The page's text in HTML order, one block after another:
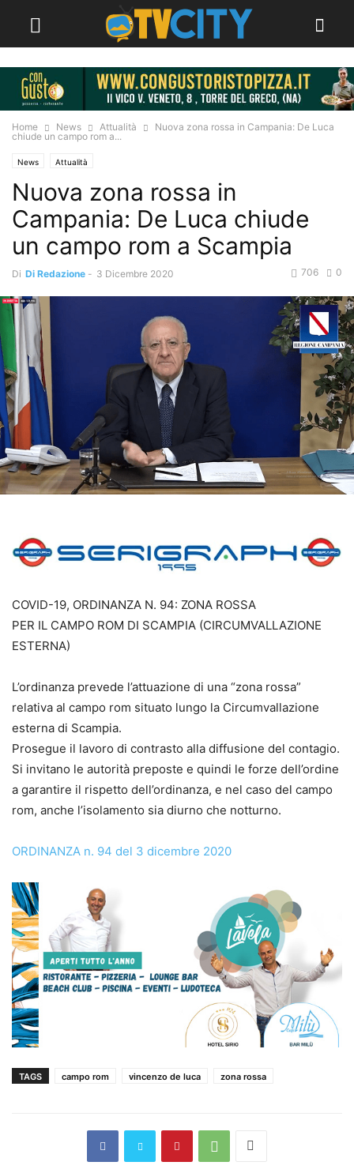
Home News Attualità
Nuova zona rossa in Campania: De Luca
chiude un campo rom a...
News Attualità
Nuova zona rossa in
Campania: De Luca chiude
un campo rom a Scampia
Di Di Redazione - 3 Dicembre 2020 0
706
COVID-19, ORDINANZA N. 94: ZONA ROSSA
PER IL CAMPO ROM DI SCAMPIA (CIRCUMVALLAZIONE
ESTERNA)
L’ordinanza prevede l’attuazione di una “zona rossa”
relativa al campo rom situato lungo la Circumvallazione
esterna di Scampia.
Prosegue il lavoro di contrasto alla diffusione del contagio.
Si invitano le autorità preposte e quindi le forze dell’ordine
a garantire il rispetto dell’ordinanza, e nel caso del campo
rom, anche l’isolamento sia diurno che notturno.
ORDINANZA n. 94 del 3 dicembre 2020
TAGS campo rom vincenzo de luca zona rossa